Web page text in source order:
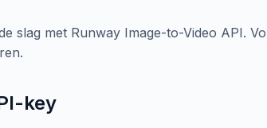
slag met Runway Image-to-Video API.
key